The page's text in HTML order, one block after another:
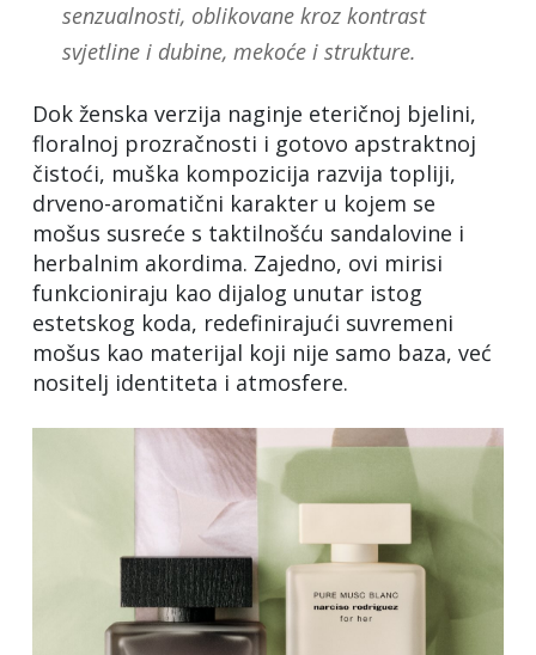
senzualnosti, oblikovane kroz kontrast
svjetline i dubine, mekoće i strukture.
Dok ženska verzija naginje eteričnoj bjelini,
floralnoj prozračnosti i gotovo apstraktnoj
čistoći, muška kompozicija razvija topliji,
drveno-aromatični karakter u kojem se
mošus susreće s taktilnošću sandalovine i
herbalnim akordima. Zajedno, ovi mirisi
funkcioniraju kao dijalog unutar istog
estetskog koda, redefinirajući suvremeni
mošus kao materijal koji nije samo baza, već
nositelj identiteta i atmosfere.